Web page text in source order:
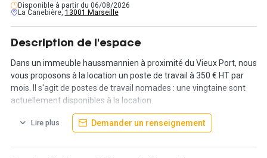
Disponible à partir du 06/08/2026
La Canebière, 13001 Marseille
Description de l'espace
Dans un immeuble haussmannien à proximité du Vieux Port, nous
vous proposons à la location un poste de travail à 350 € HT par
mois. Il s'agit de postes de travail nomades : une vingtaine sont
actuellement disponibles à la location.
Profitez de ce quartier imprégné de l’atmosphère typique de la
proximité de nombreux magasins, banques et restaurants.
Lire plus Demander un renseignement